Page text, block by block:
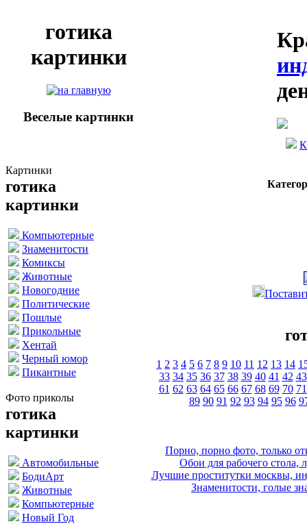
готика
картинки
Веселые картинки
Картинки
готика
картинки
Компьютерные
Знаменитости
Комиксы
Животные
Новогодние
Политические
Пошлые
Прикольные
Хентай
Черный юмор
Пикантные
Фото приколы
готика
картинки
Автомобильные
БодиАрт
Животные
Компьютерные
Новый Год
1 2 3 4 5 6 7 8 9 10 11 12 13 14
33 34 35 36 37 38 39 40 41 42 43
61 62 63 64 65 66 67 68 69 70 71
89 90 91 92 93 94 95 96
Порно, порно фото, только
Обои для рабочего стола,
Лучшие проститутки москвы,
Знаменитости, голые